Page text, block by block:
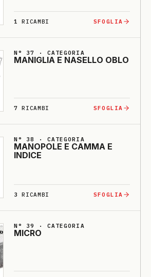
1 RICAMBI SFOGLIA
N° 37 · CATEGORIA
MA­NI­GLIA E NA­SELLO O­BLO
7 RICAMBI SFOGLIA
N° 38 · CATEGORIA
MA­NO­PO­LE E CAMMA E
INDI­CE
3 RICAMBI SFOGLIA
N° 39 · CATEGORIA
MICRO